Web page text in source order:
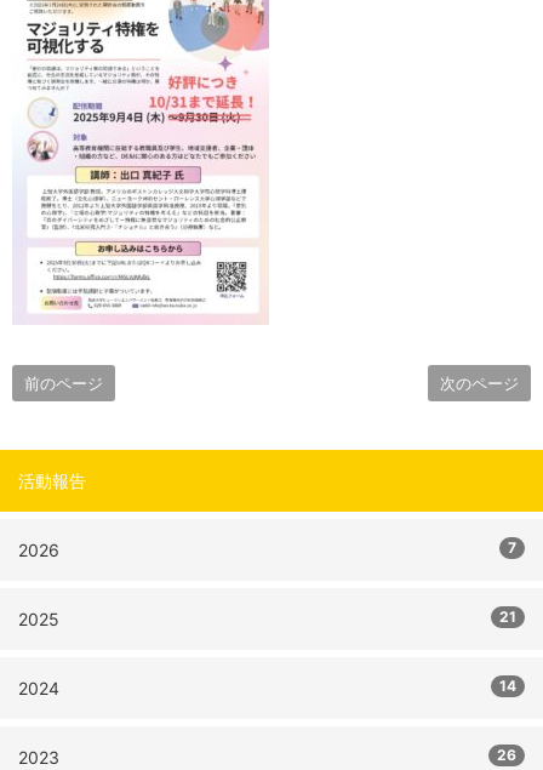
前のページ 次のページ
活動報告
2026 7
2025 21
2024 14
2023 26